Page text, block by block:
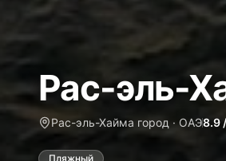
Рас-эль-
Рас-эль-Хайма город · ОАЭ8.9
Пляжный